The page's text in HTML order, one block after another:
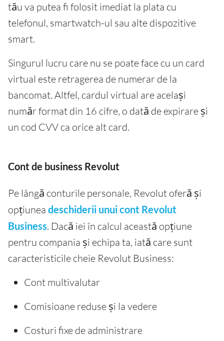
tău va putea fi folosit imediat la plata cu
telefonul, smartwatch-ul sau alte dispozitive
smart.
Singurul lucru care nu se poate face cu un card
virtual este retragerea de numerar de la
bancomat. Altfel, cardul virtual are același
număr format din 16 cifre, o dată de expirare și
un cod CVV ca orice alt card.
Cont de business Revolut
Pe lângă conturile personale, Revolut oferă și
opțiunea deschiderii unui cont Revolut
Business. Dacă iei în calcul această opțiune
pentru compania și echipa ta, iată care sunt
caracteristicile cheie Revolut Business:
Cont multivalutar
Comisioane reduse și la vedere
Costuri fixe de administrare